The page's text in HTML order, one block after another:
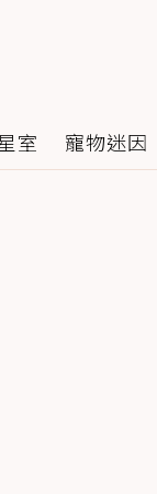
室 寵物迷因